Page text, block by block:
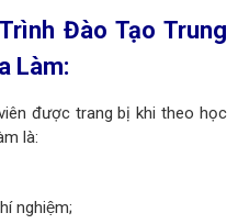
Đào Tạo Trung
Làm:
được trang bị khi theo học
là:
nghiệm;